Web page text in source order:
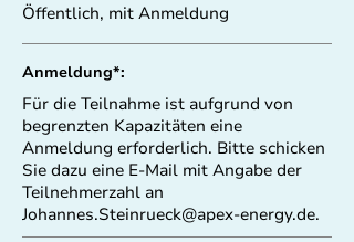
Öffentlich, mit Anmeldung
Anmeldung*:
Für die Teilnahme ist aufgrund von
begrenzten Kapazitäten eine
Anmeldung erforderlich. Bitte schicken
Sie dazu eine E-Mail mit Angabe der
Teilnehmerzahl an
Johannes.Steinrueck@apex-energy.de.